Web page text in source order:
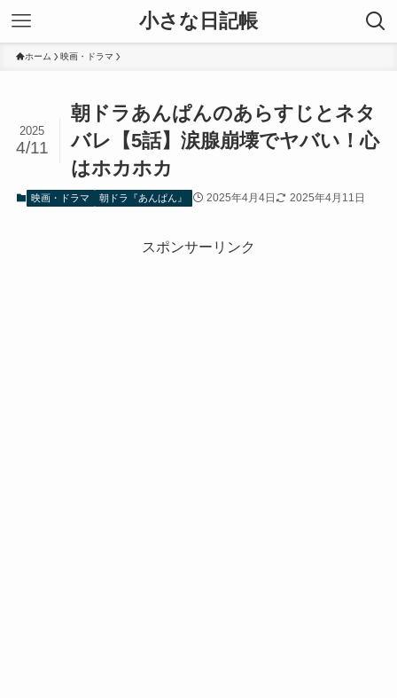
小さな日記帳
ホーム 映画・ドラマ
朝ドラあんぱんのあらすじとネタ
バレ【5話】涙腺崩壊でヤバい！心
はホカホカ
2025
4/11
映画・ドラマ 朝ドラ『あんぱん』 2025年4月4日 2025年4月11日
スポンサーリンク